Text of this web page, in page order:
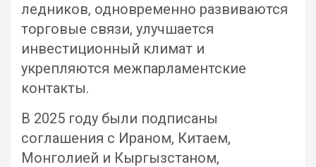
ледников, одновременно развиваются
торговые связи, улучшается
инвестиционный климат и
укрепляются межпарламентские
контакты.
В 2025 году были подписаны
соглашения с Ираном, Китаем,
Монголией и Кыргызстаном,